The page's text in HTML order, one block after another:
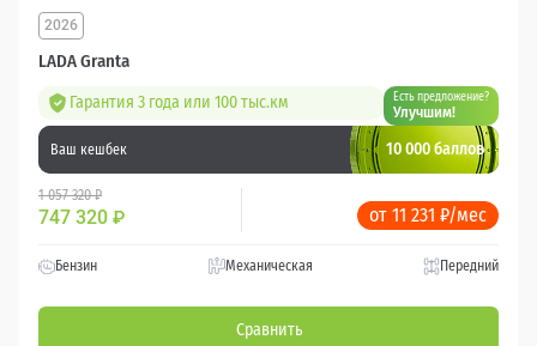
LADA Granta
2026
Гарантия 3 года или 100 тыс.км Есть предложение?
Улучшим!
Ваш кешбек 10 000 баллов
1 057 320 ₽
747 320 ₽ от 11 231 ₽/мес
Бензин Механическая Передний
Сравнить